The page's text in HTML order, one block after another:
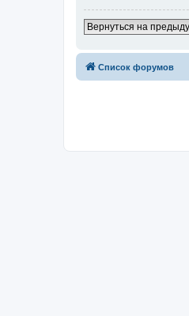
Вернуться на
Список форумов